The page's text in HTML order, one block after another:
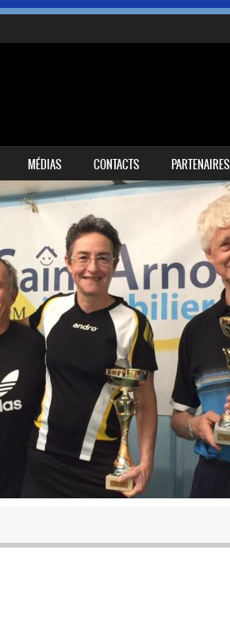
MÉDIAS CONTACTS PARTENAIRES